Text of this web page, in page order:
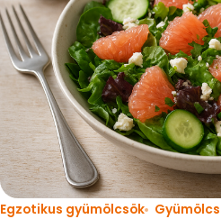
Egzotikus gyümölcsök